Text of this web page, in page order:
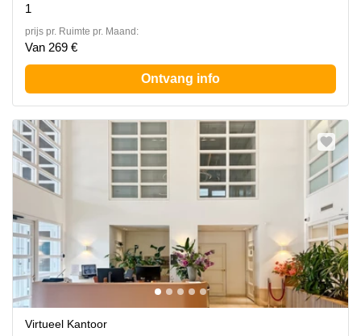
1
prijs pr. Ruimte pr. Maand:
Van 269 €
Ontvang info
Virtueel Kantoor